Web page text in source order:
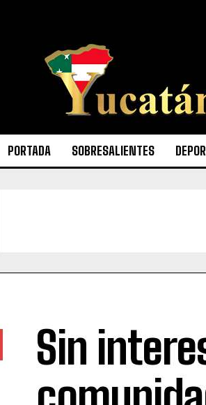
PORTADA SOBRESALIENTES
Sin